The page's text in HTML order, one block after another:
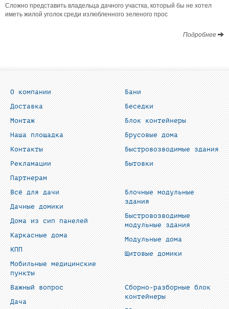
Сложно представить владельца дачного участка, который бы не хотел
иметь жилой уголок среди излюбленного зеленого прос
Подробнее
О компании
Доставка
Монтаж
Наша площадка
Контакты
Рекламации
Партнерам
Бани
Беседки
Блок контейнеры
Брусовые дома
Быстровозводимые здания
Бытовки
Всё для дачи
Дачные домики
Дома из сип панелей
Каркасные дома
КПП
Мобильные медицинские
пункты
Блочные модульные
здания
Быстровозводимые
модульные здания
Модульные дома
Щитовые домики
Важный вопрос
Дача
Сборно-разборные блок
контейнеры